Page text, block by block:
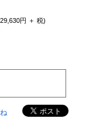
円 ＋ 税)